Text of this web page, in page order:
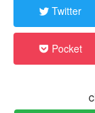
Twitter
Pocket